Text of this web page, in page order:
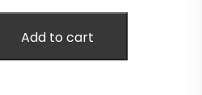
Add to cart